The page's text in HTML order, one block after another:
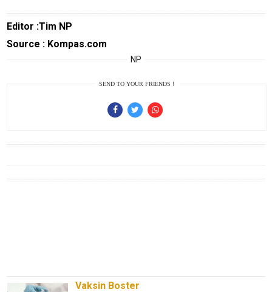
Editor :Tim NP
Source : Kompas.com
NP
SEND TO YOUR FRIENDS !
Vaksin Boster
Smartphone